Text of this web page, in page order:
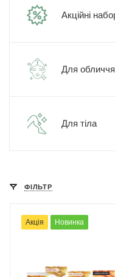
Акційні
Для обличчя
Для тіла
ФІЛЬТР
Акція Новинка